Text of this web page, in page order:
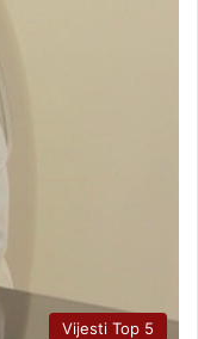
Vijesti Top 5